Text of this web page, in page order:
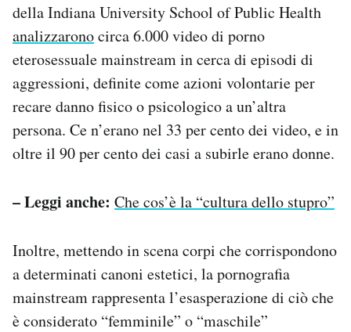
della Indiana University School of Public Health
analizzaronocirca 6.000 video di porno
eterosessuale mainstream in cerca di episodi di
aggressioni, definite come azioni volontarie per
recare danno fisico o psicologico a un’altra
persona. Ce n’erano nel 33 per cento dei video, e in
oltre il 90 per cento dei casi a subirle erano donne.
– Leggi anche: Che cos’è la “cultura dello stupro”
Inoltre, mettendo in scena corpi che corrispondono
a determinati canoni estetici, la pornografia
mainstream rappresenta l’esasperazione di ciò che
è considerato “femminile” o “maschile”